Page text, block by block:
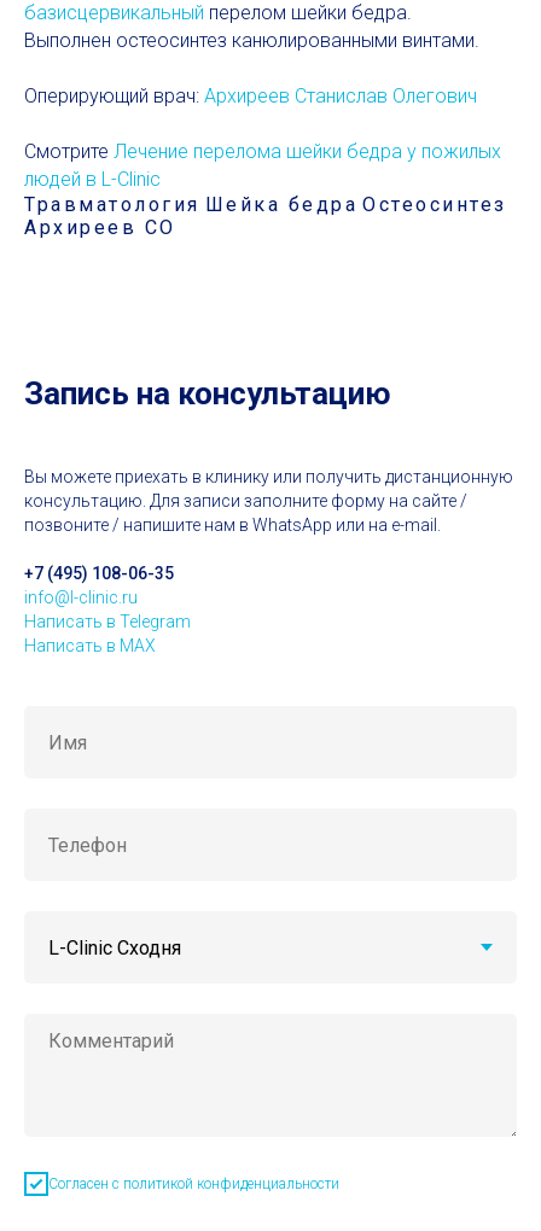
базисцервикальный перелом шейки бедра.
Выполнен остеосинтез канюлированными винтами.
Оперирующий врач: Архиреев Станислав Олегович
Смотрите Лечение перелома шейки бедра у пожилых
людей в L-Clinic
Травматология Шейка бедра Остеосинтез
Архиреев СО
Запись на консультацию
Вы можете приехать в клинику или получить дистанционную
консультацию. Для записи заполните форму на сайте /
позвоните / напишите нам в WhatsApp или на e-mail.
+7 (495) 108-06-35
info@l-clinic.ru
Написать в Telegram
Написать в MAX
Согласен с политикой конфиденциальности